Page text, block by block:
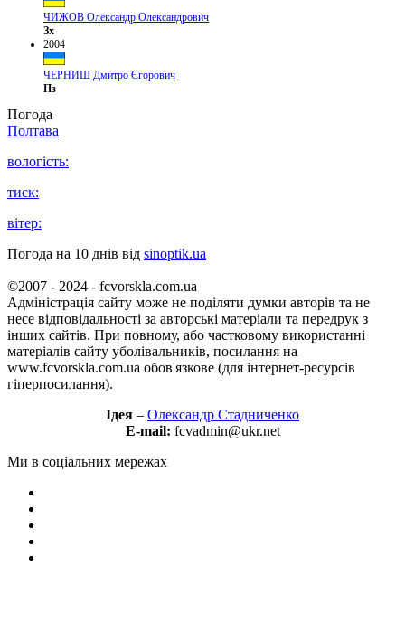
ЧИЖОВ Олександр Олександрович
Зх
2004
ЧЕРНИШ Дмитро Єгорович
Пз
Погода
Полтава
вологість:
тиск:
вітер:
Погода на 10 днів від sinoptik.ua
©2007 - 2024 - fcvorskla.com.ua
Адміністрація сайту може не поділяти думки авторів та не
несе відповідальності за авторські матеріали та передрук з
інших сайтів. При повному, або частковому використанні
матеріалів сайту уболівальників, посилання на
www.fcvorskla.com.ua обов'язкове (для інтернет-ресурсів
гіперпосилання).
Ідея – Олександр Стадниченко
E-mail: fcvadmin@ukr.net
Ми в соціальних мережах